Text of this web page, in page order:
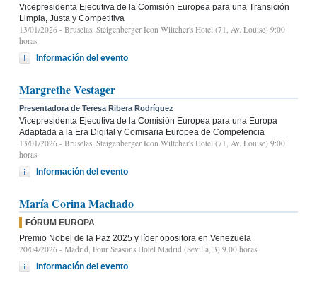
Vicepresidenta Ejecutiva de la Comisión Europea para una Transición
Limpia, Justa y Competitiva
13/01/2026 - Bruselas, Steigenberger Icon Wiltcher's Hotel (71, Av. Louise) 9:00
horas
Información del evento
Margrethe Vestager
Presentadora de Teresa Ribera Rodríguez
Vicepresidenta Ejecutiva de la Comisión Europea para una Europa
Adaptada a la Era Digital y Comisaria Europea de Competencia
13/01/2026 - Bruselas, Steigenberger Icon Wiltcher's Hotel (71, Av. Louise) 9:00
horas
Información del evento
María Corina Machado
FÓRUM EUROPA
Premio Nobel de la Paz 2025 y líder opositora en Venezuela
20/04/2026 - Madrid, Four Seasons Hotel Madrid (Sevilla, 3) 9.00 horas
Información del evento